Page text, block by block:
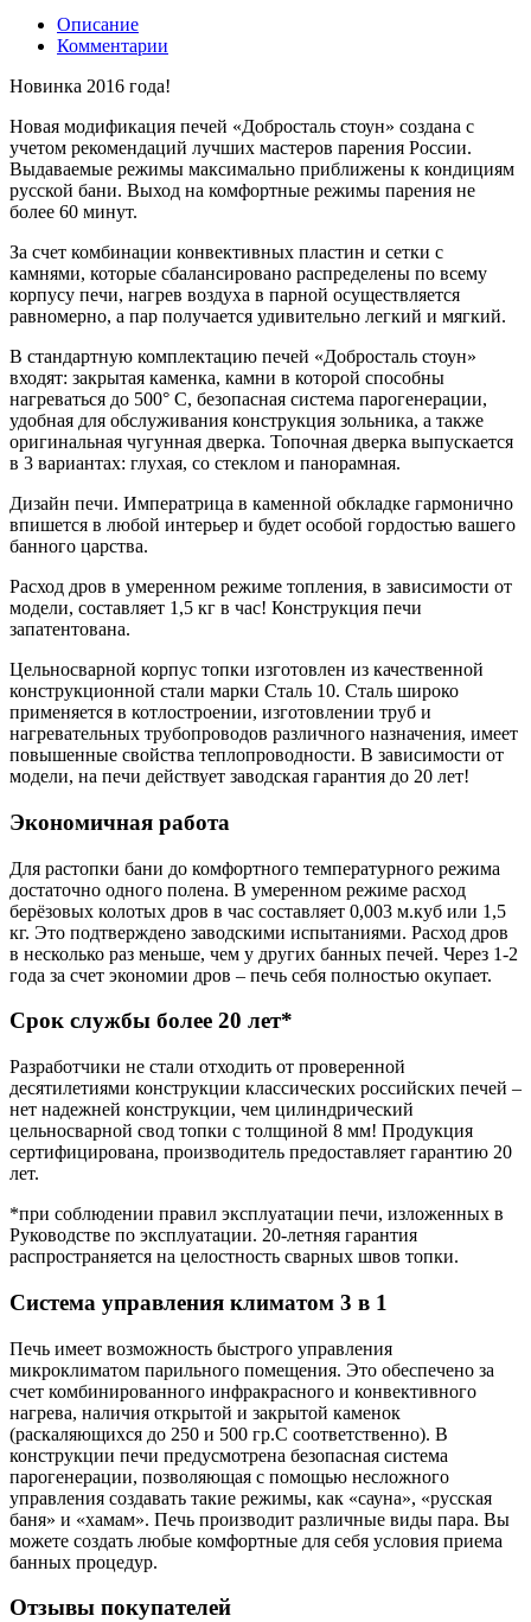
Описание
Комментарии
Новинка 2016 года!
Новая модификация печей «Добросталь стоун» создана с
учетом рекомендаций лучших мастеров парения России.
Выдаваемые режимы максимально приближены к кондициям
русской бани. Выход на комфортные режимы парения не
более 60 минут.
За счет комбинации конвективных пластин и сетки с
камнями, которые сбалансировано распределены по всему
корпусу печи, нагрев воздуха в парной осуществляется
равномерно, а пар получается удивительно легкий и мягкий.
В стандартную комплектацию печей «Добросталь стоун»
входят: закрытая каменка, камни в которой способны
нагреваться до 500° С, безопасная система парогенерации,
удобная для обслуживания конструкция зольника, а также
оригинальная чугунная дверка. Топочная дверка выпускается
в 3 вариантах: глухая, со стеклом и панорамная.
Дизайн печи. Императрица в каменной обкладке гармонично
впишется в любой интерьер и будет особой гордостью вашего
банного царства.
Расход дров в умеренном режиме топления, в зависимости от
модели, составляет 1,5 кг в час! Конструкция печи
запатентована.
Цельносварной корпус топки изготовлен из качественной
конструкционной стали марки Сталь 10. Сталь широко
применяется в котлостроении, изготовлении труб и
нагревательных трубопроводов различного назначения, имеет
повышенные свойства теплопроводности. В зависимости от
модели, на печи действует заводская гарантия до 20 лет!
Экономичная работа
Для растопки бани до комфортного температурного режима
достаточно одного полена. В умеренном режиме расход
берёзовых колотых дров в час составляет 0,003 м.куб или 1,5
кг. Это подтверждено заводскими испытаниями. Расход дров
в несколько раз меньше, чем у других банных печей. Через 1-2
года за счет экономии дров – печь себя полностью окупает.
Срок службы более 20 лет*
Разработчики не стали отходить от проверенной
десятилетиями конструкции классических российских печей –
нет надежней конструкции, чем цилиндрический
цельносварной свод топки с толщиной 8 мм! Продукция
сертифицирована, производитель предоставляет гарантию 20
лет.
*при соблюдении правил эксплуатации печи, изложенных в
Руководстве по эксплуатации. 20-летняя гарантия
распространяется на целостность сварных швов топки.
Система управления климатом 3 в 1
Печь имеет возможность быстрого управления
микроклиматом парильного помещения. Это обеспечено за
счет комбинированного инфракрасного и конвективного
нагрева, наличия открытой и закрытой каменок
(раскаляющихся до 250 и 500 гр.С соответственно). В
конструкции печи предусмотрена безопасная система
парогенерации, позволяющая с помощью несложного
управления создавать такие режимы, как «сауна», «русская
баня» и «хамам». Печь производит различные виды пара. Вы
можете создать любые комфортные для себя условия приема
банных процедур.
Отзывы покупателей